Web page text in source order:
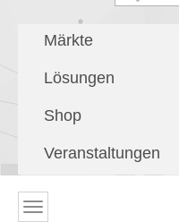
Märkte
Lösungen
Shop
Veranstaltungen